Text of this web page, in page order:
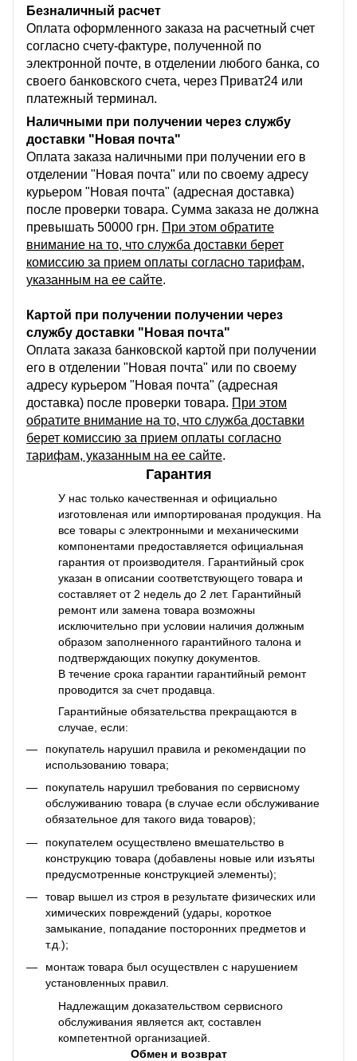
Безналичный расчет
Оплата оформленного заказа на расчетный счет
согласно счету-фактуре, полученной по
электронной почте, в отделении любого банка, со
своего банковского счета, через Приват24 или
платежный терминал.
Наличными при получении через службу
доставки "Новая почта"
Оплата заказа наличными при получении его в
отделении "Новая почта" или по своему адресу
курьером "Новая почта" (адресная доставка)
после проверки товара. Сумма заказа не должна
превышать 50000 грн. При этом обратите
внимание на то, что служба доставки берет
комиссию за прием оплаты согласно тарифам,
указанным на ее сайте.
Картой при получении получении через
службу доставки "Новая почта"
Оплата заказа банковской картой при получении
его в отделении "Новая почта" или по своему
адресу курьером "Новая почта" (адресная
доставка) после проверки товара. При этом
обратите внимание на то, что служба доставки
берет комиссию за прием оплаты согласно
тарифам, указанным на ее сайте.
Гарантия
У нас только качественная и официально
изготовленая или импортированая продукция. На
все товары с электронными и механическими
компонентами предоставляется официальная
гарантия от производителя. Гарантийный срок
указан в описании соответствующего товара и
составляет от 2 недель до 2 лет. Гарантийный
ремонт или замена товара возможны
исключительно при условии наличия должным
образом заполненного гарантийного талона и
подтверждающих покупку документов.
В течение срока гарантии гарантийный ремонт
проводится за счет продавца.
Гарантийные обязательства прекращаются в
случае, если:
покупатель нарушил правила и рекомендации по
использованию товара;
покупатель нарушил требования по сервисному
обслуживанию товара (в случае если обслуживание
обязательное для такого вида товаров);
покупателем осуществлено вмешательство в
конструкцию товара (добавлены новые или изъяты
предусмотренные конструкцией элементы);
товар вышел из строя в результате физических или
химических повреждений (удары, короткое
замыкание, попадание посторонних предметов и
т.д.);
монтаж товара был осуществлен с нарушением
установленных правил.
Надлежащим доказательством сервисного
обслуживания является акт, составлен
компетентной организацией.
Обмен и возврат